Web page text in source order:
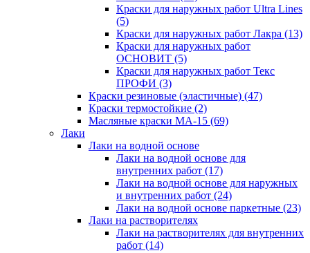
Краски для наружных работ Ultra Lines
(5)
Краски для наружных работ Лакра (13)
Краски для наружных работ
ОСНОВИТ (5)
Краски для наружных работ Текс
ПРОФИ (3)
Краски резиновые (эластичные) (47)
Краски термостойкие (2)
Масляные краски МА-15 (69)
Лаки
Лаки на водной основе
Лаки на водной основе для
внутренних работ (17)
Лаки на водной основе для наружных
и внутренних работ (24)
Лаки на водной основе паркетные (23)
Лаки на растворителях
Лаки на растворителях для внутренних
работ (14)